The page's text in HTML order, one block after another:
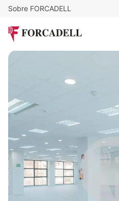
Sobre FORCADELL
Oficina alquiler Madrid.
596 m²